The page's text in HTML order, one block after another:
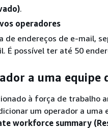
.
operadores
de endereços de e-mail,
É possível ter até 50
a uma equipe
à força de trabalho
um operador a uma
workforce summary